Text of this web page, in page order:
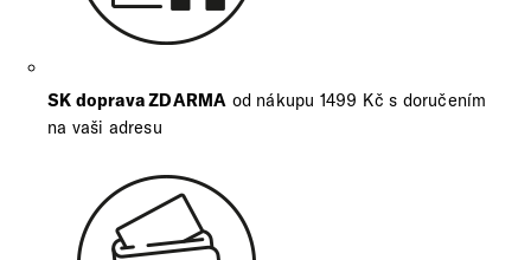
SK doprava ZDARMA od nákupu 1499 Kč s doručením
na vaši adresu